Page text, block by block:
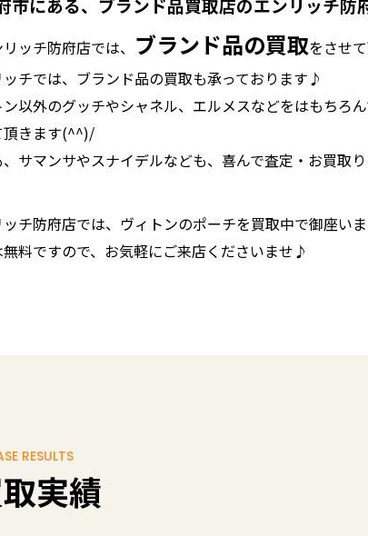
ッチ防府店では、 ブランド品の買取をさせ
ッチでは、ブランド品の買取も承っております♪
ン以外のグッチやシャネル、エルメスなどをはもちろ
頂きます(^^)/
サマンサやスナイデルなども、喜んで査定・お買取
チ防府店では、ヴィトンのポーチを買取中で御座いま
料ですので、お気軽にご来店くださいませ♪
RESULTS
実績